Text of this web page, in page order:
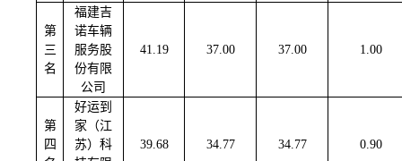
第
三
名
福建吉
诺车辆
服务股
份有限
公司
41.19 37.00 37.00 1.00
第
四
好运到
家（江
苏）科
39.68 34.77 34.77 0.90